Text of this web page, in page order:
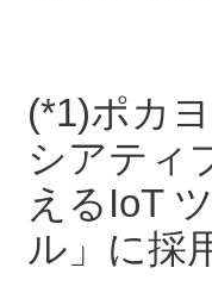
(*1)ポカ
シアティ
えるIoT
ル」に採